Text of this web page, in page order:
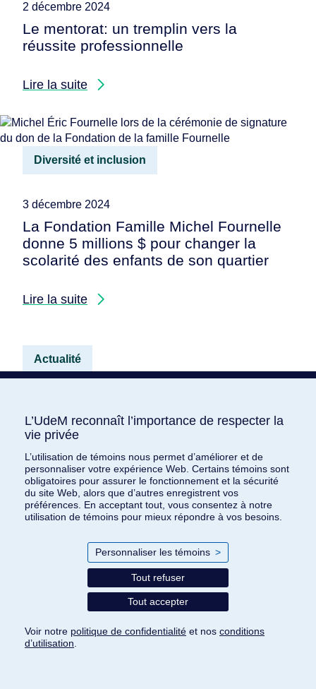
2 décembre 2024
Le mentorat: un tremplin vers la
réussite professionnelle
Lire la suite
Diversité et inclusion
3 décembre 2024
La Fondation Famille Michel Fournelle
donne 5 millions $ pour changer la
scolarité des enfants de son quartier
Lire la suite
Actualité
Rapport d'activités 2023-2024 :
décollage réussi pour L’heure est brave
Lire la suite
Philanthropie
Un don pour améliorer la place des
L’UdeM reconnaît l’importance de respecter la
vie privée
L’utilisation de témoins nous permet d’améliorer et de
personnaliser votre expérience Web. Certains témoins sont
obligatoires pour assurer le fonctionnement et la sécurité
du site Web, alors que d’autres enregistrent vos
préférences. En acceptant tout, vous consentez à notre
utilisation de témoins pour mieux répondre à vos besoins.
Personnaliser les témoins >
Tout refuser
Tout accepter
Voir notre politique de confidentialité et nos conditions
d’utilisation
L’UdeM reconnaît l’importance de respecter la
vie privée
L’utilisation de témoins nous permet d’améliorer et de
personnaliser votre expérience Web. Certains témoins sont
obligatoires pour assurer le fonctionnement et la sécurité
du site Web, alors que d’autres enregistrent vos
préférences. En acceptant tout, vous consentez à notre
utilisation de témoins pour mieux répondre à vos besoins.
Personnaliser les témoins >
Tout refuser
Tout accepter
Voir notre politique de confidentialité et nos conditions
d’utilisation